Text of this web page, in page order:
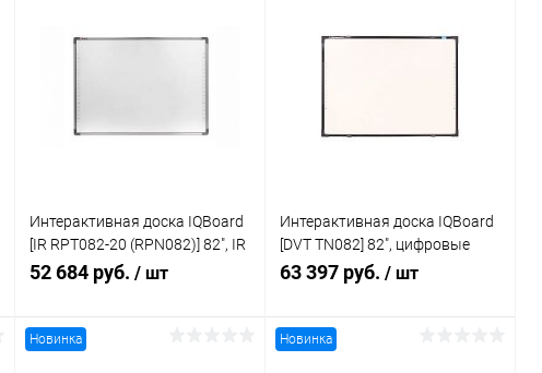
Интерактивная доска IQBoard
[IR RPT082-20 (RPN082)] 82", IR
технология, 20 касаний, USB,
52 684 руб. / шт
Интерактивная доска IQBoard
[DVT TN082] 82", цифровые
камеры, 10 касаний, USB, 4:3,
63 397 руб. / шт
Новинка Новинка